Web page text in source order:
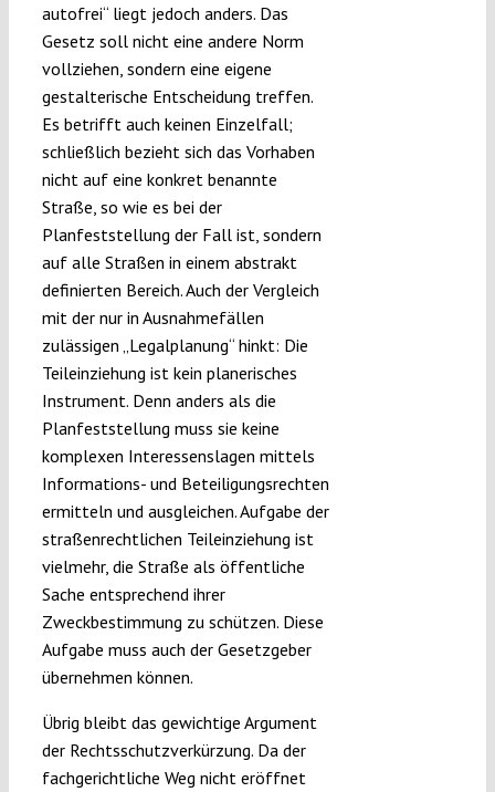
autofrei“ liegt jedoch anders. Das
Gesetz soll nicht eine andere Norm
vollziehen, sondern eine eigene
gestalterische Entscheidung treffen.
Es betrifft auch keinen Einzelfall;
schließlich bezieht sich das Vorhaben
nicht auf eine konkret benannte
Straße, so wie es bei der
Planfeststellung der Fall ist, sondern
auf alle Straßen in einem abstrakt
definierten Bereich. Auch der Vergleich
mit der nur in Ausnahmefällen
zulässigen „Legalplanung“ hinkt: Die
Teileinziehung ist kein planerisches
Instrument. Denn anders als die
Planfeststellung muss sie keine
komplexen Interessenslagen mittels
Informations- und Beteiligungsrechten
ermitteln und ausgleichen. Aufgabe der
straßenrechtlichen Teileinziehung ist
vielmehr, die Straße als öffentliche
Sache entsprechend ihrer
Zweckbestimmung zu schützen. Diese
Aufgabe muss auch der Gesetzgeber
übernehmen können.
Übrig bleibt das gewichtige Argument
der Rechtsschutzverkürzung. Da der
fachgerichtliche Weg nicht eröffnet